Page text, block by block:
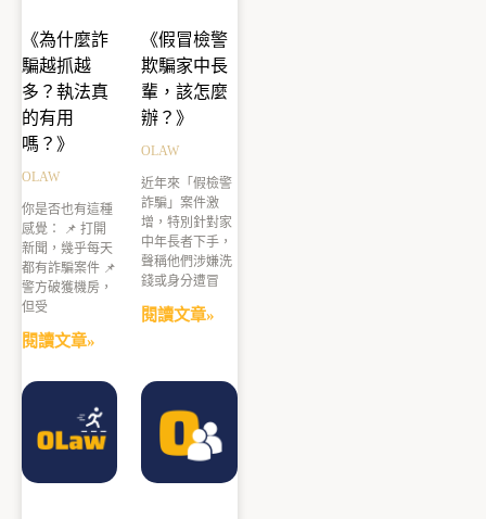
《為什麼詐
騙越抓越
多？執法真
的有用
嗎？》
OLAW
你是否也有這種
感覺： 📌 打開
新聞，幾乎每天
都有詐騙案件 📌
警方破獲機房，
但受
閱讀文章»
《假冒檢警
欺騙家中長
輩，該怎麼
辦？》
OLAW
近年來「假檢警
詐騙」案件激
增，特別針對家
中年長者下手，
聲稱他們涉嫌洗
錢或身分遭冒
閱讀文章»